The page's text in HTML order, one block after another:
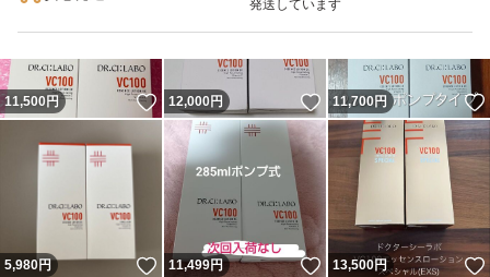
発送しています
11,500円 いいね！
12,000円 いいね！
11,700円
5,980円 いいね！
11,499円 いいね！
13,500円